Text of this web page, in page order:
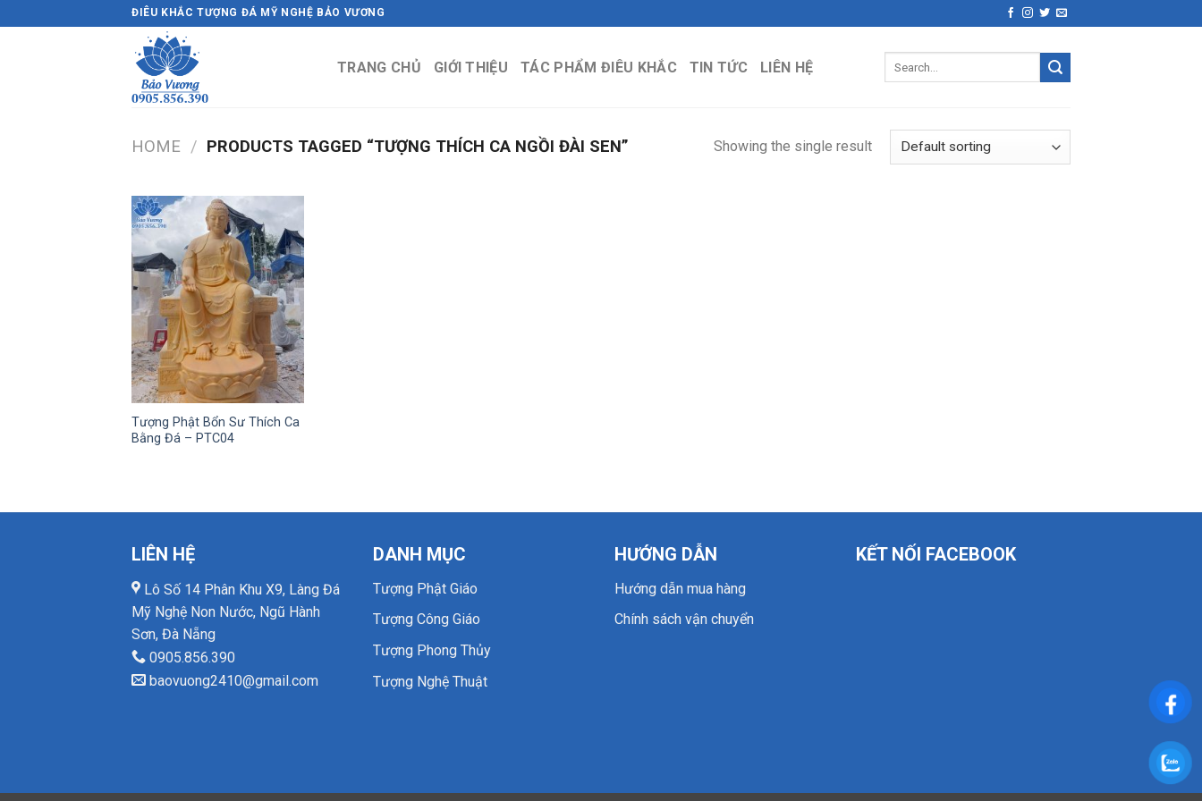
to
ĐIÊU KHẮC TƯỢNG ĐÁ MỸ NGHỆ BẢO VƯƠNG
TRANG CHỦ GIỚI THIỆU TÁC PHẨM ĐIÊU KHẮC TIN TỨC LIÊN HỆ
HOME / PRODUCTS TAGGED “TƯỢNG THÍCH CA NGỒI ĐÀI SEN” Showing the single result
Tượng Phật Bổn Sư Thích Ca
Bằng Đá – PTC04
LIÊN HỆ
Lô Số 14 Phân Khu X9, Làng Đá
Mỹ Nghệ Non Nước, Ngũ Hành
Sơn, Đà Nẵng
0905.856.390
baovuong2410@gmail.com
DANH MỤC
Tượng Phật Giáo
Tượng Công Giáo
Tượng Phong Thủy
Tượng Nghệ Thuật
HƯỚNG DẪN
Hướng dẫn mua hàng
Chính sách vận chuyển
KẾT NỐI FACEBOOK